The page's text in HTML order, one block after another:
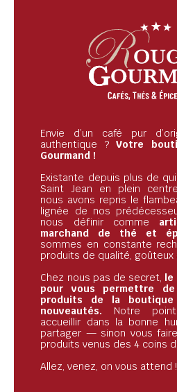
Envie d’un café pur
authentique ?Votre
Gourmand !
Existante depuis plus de
Saint Jean en plein
nous avons repris le
lignée de nos
nous définir comme
marchand de thé et
sommes en constante
produits de qualité, goûteux
Chez nous pas de secret, le
pour vous permettre
produits de la
nouveautés. Notre point
accueillir dans la bonne
partager — sinon vous
produits venus des 4 coins
Allez, venez, on vous attend !